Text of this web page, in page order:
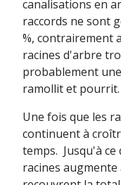
canalisations en
raccords ne sont
%, contrairement
racines d'arbre
probablement
ramollit et pourrit.
Une fois que les
continuent à
temps. Jusqu'à ce
racines